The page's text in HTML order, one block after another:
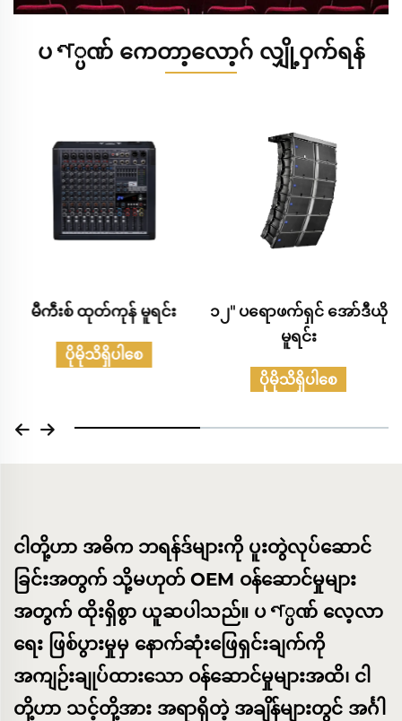
ပণ္ပဏ် ကေတာ့လော့ဂ် လျှို့ဝှက်ရန်
၁၂" ပရောဖက်ရှင် အော်ဒီယို
သာမန်အော်ဒီယိုထုတ်ကုန်
များရဲ့ မူရင်းစာရင်း
ပိုမိုသိရှိပါစေ
ငါတို့ဟာ အဓိက ဘရန်ဒ်များကို ပူးတွဲလုပ်ဆောင်
ခြင်းအတွက် သို့မဟုတ် OEM ဝန်ဆောင်မှုများ
အတွက် ထိုးရှိစွာ ယူဆပါသည်။ ပণ္ပဏ် လေ့လာ
ရေး ဖြစ်ပွားမှုမှ နောက်ဆုံးဖြေရှင်းချက်ကို
အကျဉ်းချုပ်ထားသော ဝန်ဆောင်မှုများအထိ၊ ငါ
တို့ဟာ သင့်တို့အား အရာရှိတဲ့ အချိန်များတွင် အင်္ဂါ